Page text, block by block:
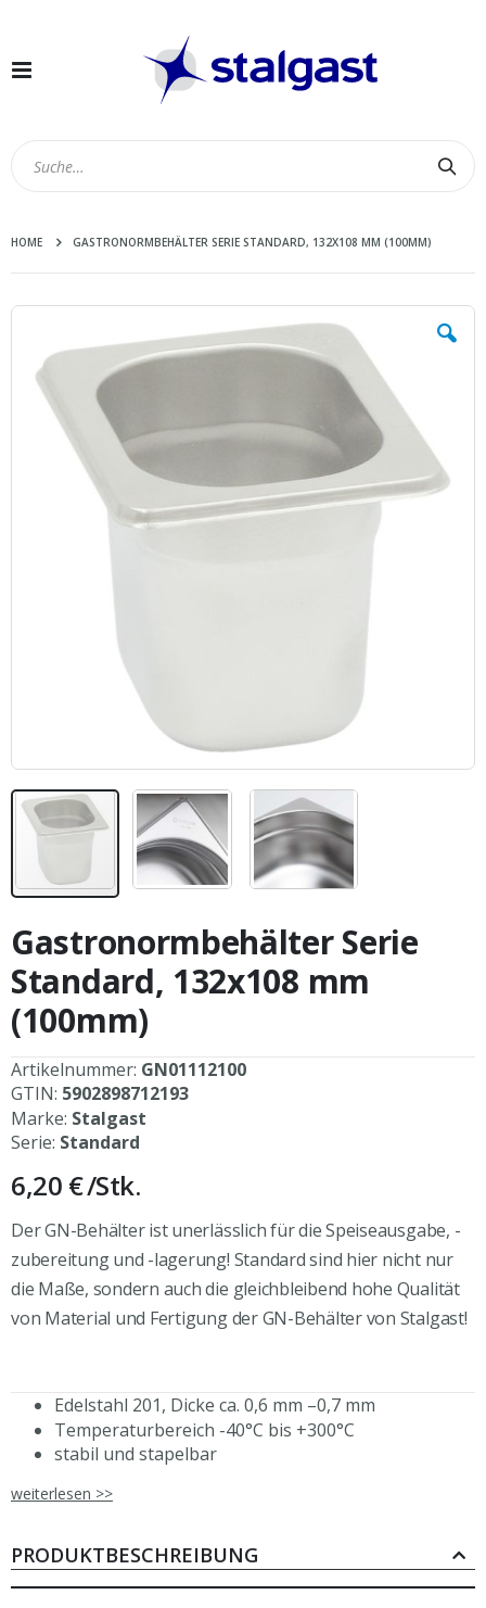
Navigation
HOME GASTRONORMBEHÄLTER SERIE STANDARD, 132X108 MM (100MM)
Zum
Bildergalerie
springen
Anfang
der
Bildergalerie
springen
Gastronormbehälter Serie
Standard, 132x108 mm
(100mm)
Artikelnummer: GN01112100
GTIN: 5902898712193
Marke: Stalgast
Serie: Standard
6,20 €/Stk.
Der GN-Behälter ist unerlässlich für die Speiseausgabe, -
zubereitung und -lagerung! Standard sind hier nicht nur
die Maße, sondern auch die gleichbleibend hohe Qualität
von Material und Fertigung der GN-Behälter von Stalgast!
Edelstahl 201, Dicke ca. 0,6 mm –0,7 mm
Temperaturbereich -40°C bis +300°C
stabil und stapelbar
großes Angebot an verfügbaren Größen
für Vorbereitung, Lagerung, Transport,
Konvektomaten, Kombidämpfer
weiterlesen >>
PRODUKTBESCHREIBUNG